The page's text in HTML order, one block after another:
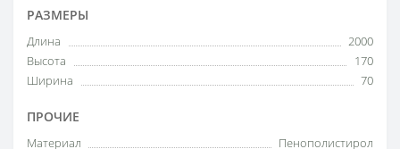
РАЗМЕРЫ
Длина
2000
Высота
170
Ширина
70
ПРОЧИЕ
Материал Пенополистирол